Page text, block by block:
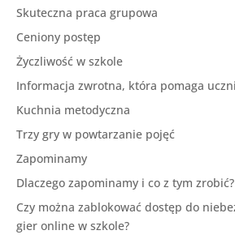
Skuteczna praca grupowa
Ceniony postęp
Życzliwość w szkole
Informacja zwrotna, która pomaga
Kuchnia metodyczna
Trzy gry w powtarzanie pojęć
Zapominamy
Dlaczego zapominamy i co z tym zrobić?
Czy można zablokować dostęp do
gier online w szkole?